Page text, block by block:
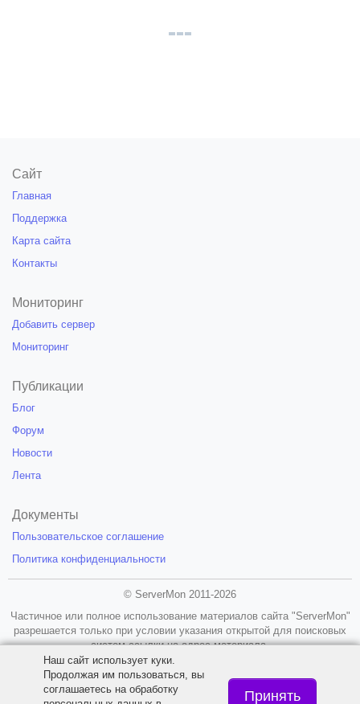
Сайт
Главная
Поддержка
Карта сайта
Контакты
Мониторинг
Добавить сервер
Мониторинг
Публикации
Блог
Форум
Новости
Лента
Документы
Пользовательское соглашение
Политика конфиденциальности
© ServerMon 2011-2026
Частичное или полное использование материалов сайта "ServerMon"
разрешается только при условии указания открытой для поисковых
систем ссылки на адрес материала.
18+
Наш сайт использует куки.
Продолжая им пользоваться, вы
соглашаетесь на обработку
Принять